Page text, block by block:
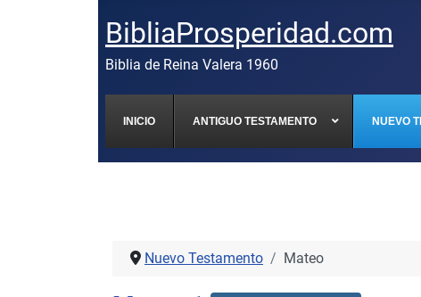
BibliaProsperidad.com
Biblia de Reina Valera 1960
INICIO ANTIGUO TESTAMENTO NUEVO
Nuevo Testamento Mateo